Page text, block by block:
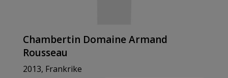
Chambertin Domaine Armand
Rousseau
2013, Frankrike